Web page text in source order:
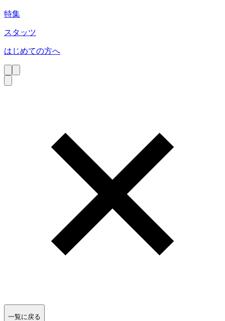
特集
スタッツ
はじめての方へ
一覧に戻る